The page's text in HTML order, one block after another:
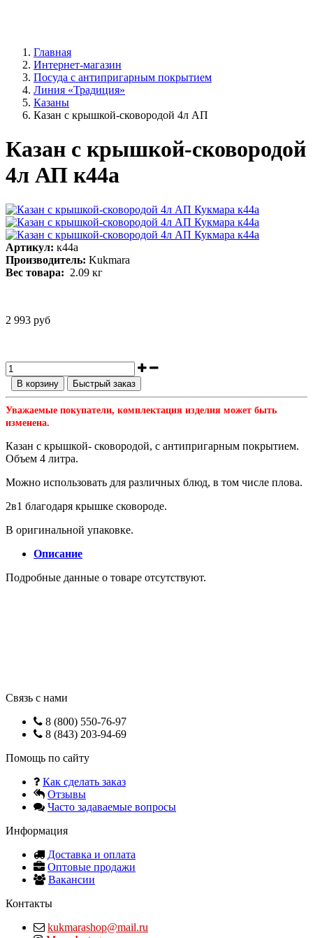
Главная
Интернет-магазин
Посуда с антипригарным покрытием
Линия «Традиция»
Казаны
Казан с крышкой-сковородой 4л АП
Казан с крышкой-сковородой
4л АП к44а
Артикул: к44а
Производитель: Kukmara
Вес товара: 2.09 кг
2 993 руб
В корзину Быстрый заказ
Уважаемые покупатели, комплектация изделия может быть
изменена.
Казан с крышкой- сковородой, с антипригарным покрытием.
Объем 4 литра.
Можно использовать для различных блюд, в том числе плова.
2в1 благодаря крышке сковороде.
В оригинальной упаковке.
Описание
Подробные данные о товаре отсутствуют.
Связь с нами
8 (800) 550-76-97
8 (843) 203-94-69
Помощь по сайту
Как сделать заказ
Отзывы
Часто задаваемые вопросы
Информация
Доставка и оплата
Оптовые продажи
Вакансии
Контакты
kukmarashop@mail.ru